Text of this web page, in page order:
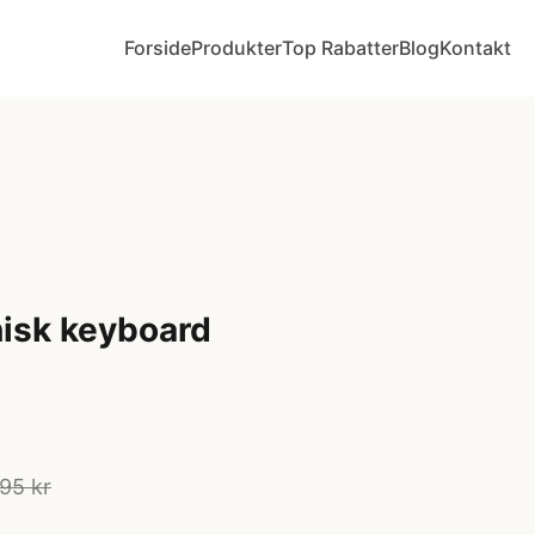
ForsideProdukterTop RabatterBlogKontakt
keyboard
kr